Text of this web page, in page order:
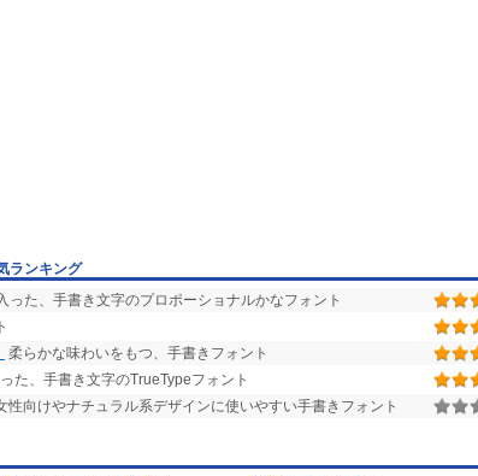
ランキング
った、手書き文字のプロポーショナルかなフォント
柔らかな味わいをもつ、手書きフォント
た、手書き文字のTrueTypeフォント
性向けやナチュラル系デザインに使いやすい手書きフォント